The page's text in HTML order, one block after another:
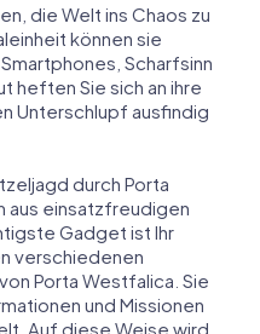
die Welt ins Chaos zu
können sie
Scharfsinn
heften Sie sich an ihre
Unterschlupf ausfindig
durch Porta
aus einsatzfreudigen
Gadget ist Ihr
verschiedenen
Porta Westfalica. Sie
und Missionen
Auf diese Weise wird